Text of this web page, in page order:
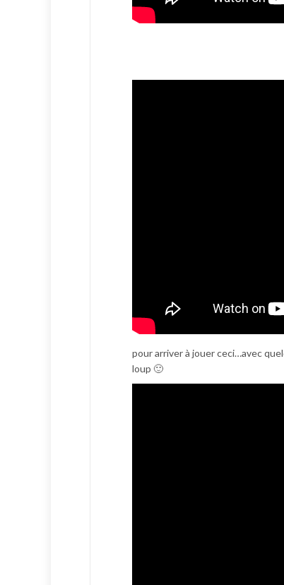
pour arriver à jouer ceci…avec
loup 🙂